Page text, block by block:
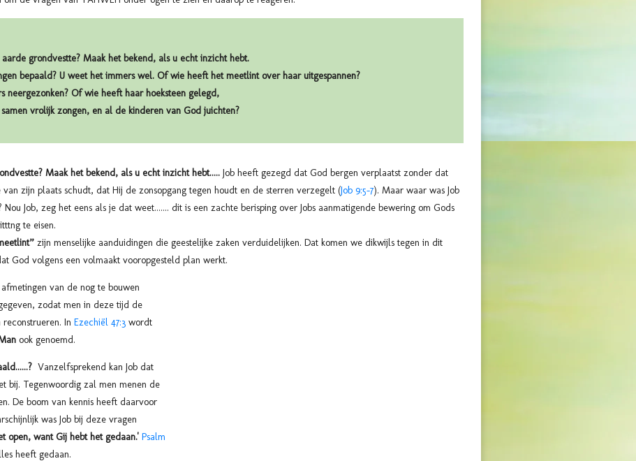
grondvestte? Maak het bekend, als u echt inzicht hebt.
bepaald? U weet het immers wel. Of wie heeft het meetlint over haar uitgespannen?
neergezonken? Of wie heeft haar hoeksteen gelegd,
vrolijk zongen, en al de kinderen van God juichten?
Maak het bekend, als u echt inzicht hebt..... Job heeft gezegd dat God bergen verplaatst zonder dat
zijn plaats schudt, dat Hij de zonsopgang tegen houdt en de sterren verzegelt (Job 9:5-7). Maar waar was Job
Job, zeg het eens als je dat weet....... dit is een zachte berisping over Jobs aanmatigende bewering om Gods
te eisen.
zijn menselijke aanduidingen die geestelijke zaken verduidelijken. Dat komen we dikwijls tegen in dit
God volgens een volmaakt vooropgesteld plan werkt.
van de nog te bouwen
zodat men in deze tijd de
In Ezechiël 47:3 wordt
ook genoemd.
Vanzelfsprekend kan Job dat
bij. Tegenwoordig zal men menen de
De boom van kennis heeft daarvoor
was Job bij deze vragen
open, want Gij hebt het gedaan.' Psalm
heeft gedaan.